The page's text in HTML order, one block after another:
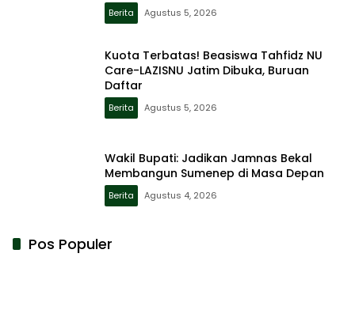
Berita Agustus 5, 2026
Kuota Terbatas! Beasiswa Tahfidz NU
Care-LAZISNU Jatim Dibuka, Buruan
Daftar
Berita Agustus 5, 2026
Wakil Bupati: Jadikan Jamnas Bekal
Membangun Sumenep di Masa Depan
Berita Agustus 4, 2026
Pos Populer